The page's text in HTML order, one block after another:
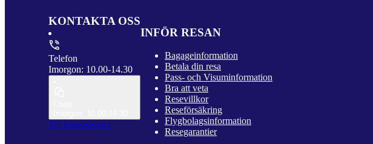
KONTAKTA OSS
Telefon
Imorgon: 10.00-14.30
Till Kundservice
INFÖR RESAN
Bagageinformation
Betala din resa
Pass- och Visuminformation
Bra att veta
Resevillkor
Reseförsäkring
Flygbolagsinformation
Resegarantier